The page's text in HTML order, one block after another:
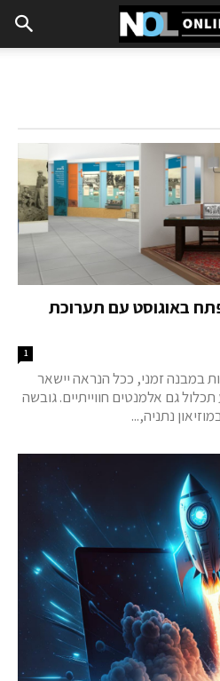
באוגוסט עם תערוכת
1
במבנה זמני, ככל הנראה יישאר
גם אלמנטים חווייתיים. גובשה
נתניה,...